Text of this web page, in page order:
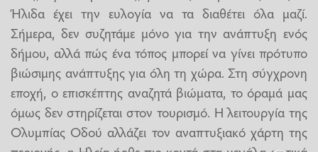
Ήλιδα έχει την ευλογία να τα διαθέτει όλα μαζί.
Σήμερα, δεν συζητάμε μόνο για την ανάπτυξη ενός
δήμου, αλλά πώς ένα τόπος μπορεί να γίνει πρότυπο
βιώσιμης ανάπτυξης για όλη τη χώρα. Στη σύγχρονη
εποχή, ο επισκέπτης αναζητά βιώματα, το όραμά μας
όμως δεν στηρίζεται στον τουρισμό. Η λειτουργία της
Ολυμπίας Οδού αλλάζει τον αναπτυξιακό χάρτη της